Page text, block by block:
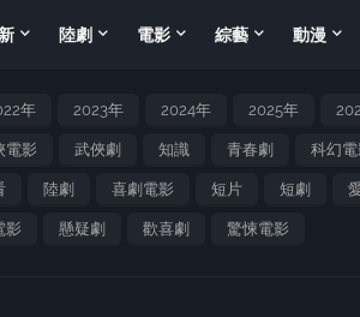
陸劇 電影 綜藝 動漫
年 2023年 2024年 2025年
電影 武俠劇 知識 青春劇 科幻電
陸劇 喜劇電影 短片 短劇
影 懸疑劇 歡喜劇 驚悚電影